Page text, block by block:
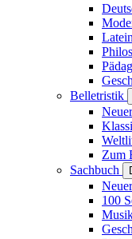
Belletristik
Zum
Sachbuch
100